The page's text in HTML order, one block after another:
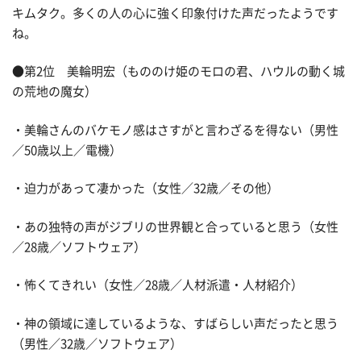
キムタク。多くの人の心に強く印象付けた声だったようです
ね。
●第2位 美輪明宏（もののけ姫のモロの君、ハウルの動く城
の荒地の魔女）
・美輪さんのバケモノ感はさすがと言わざるを得ない（男性
／50歳以上／電機）
・迫力があって凄かった（女性／32歳／その他）
・あの独特の声がジブリの世界観と合っていると思う（女性
／28歳／ソフトウェア）
・怖くてきれい（女性／28歳／人材派遣・人材紹介）
・神の領域に達しているような、すばらしい声だったと思う
（男性／32歳／ソフトウェア）